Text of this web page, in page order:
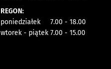
REGON:
poniedziałek 7.00 - 18.00
wtorek - piątek 7.00 - 15.00